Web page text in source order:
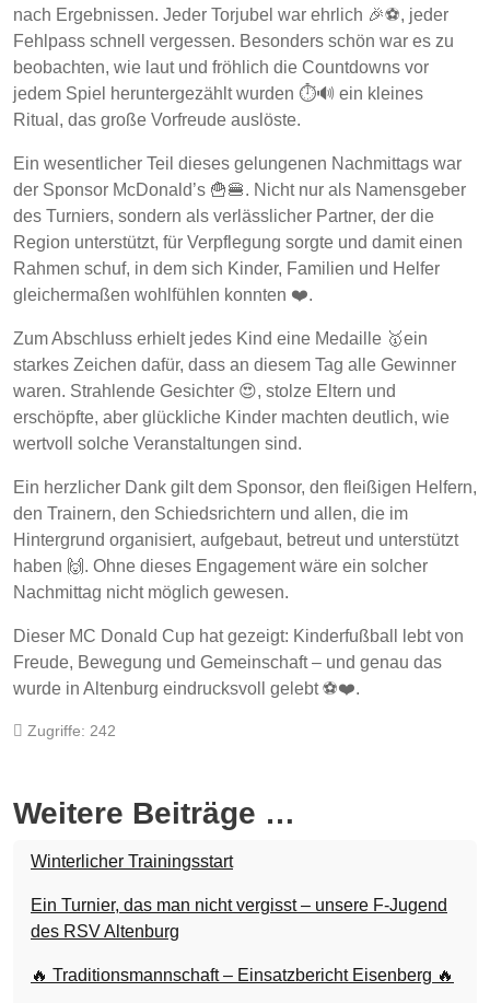
nach Ergebnissen. Jeder Torjubel war ehrlich 🎉⚽, jeder
Fehlpass schnell vergessen. Besonders schön war es zu
beobachten, wie laut und fröhlich die Countdowns vor
jedem Spiel heruntergezählt wurden ⏱️🔊 ein kleines
Ritual, das große Vorfreude auslöste.
Ein wesentlicher Teil dieses gelungenen Nachmittags war
der Sponsor McDonald’s 🍟🍔. Nicht nur als Namensgeber
des Turniers, sondern als verlässlicher Partner, der die
Region unterstützt, für Verpflegung sorgte und damit einen
Rahmen schuf, in dem sich Kinder, Familien und Helfer
gleichermaßen wohlfühlen konnten ❤️.
Zum Abschluss erhielt jedes Kind eine Medaille 🥇ein
starkes Zeichen dafür, dass an diesem Tag alle Gewinner
waren. Strahlende Gesichter 😍, stolze Eltern und
erschöpfte, aber glückliche Kinder machten deutlich, wie
wertvoll solche Veranstaltungen sind.
Ein herzlicher Dank gilt dem Sponsor, den fleißigen Helfern,
den Trainern, den Schiedsrichtern und allen, die im
Hintergrund organisiert, aufgebaut, betreut und unterstützt
haben 🙌. Ohne dieses Engagement wäre ein solcher
Nachmittag nicht möglich gewesen.
Dieser MC Donald Cup hat gezeigt: Kinderfußball lebt von
Freude, Bewegung und Gemeinschaft – und genau das
wurde in Altenburg eindrucksvoll gelebt ⚽❤️.
Zugriffe: 242
Weitere Beiträge …
Winterlicher Trainingsstart
Ein Turnier, das man nicht vergisst – unsere F-Jugend
des RSV Altenburg
🔥 Traditionsmannschaft – Einsatzbericht Eisenberg 🔥